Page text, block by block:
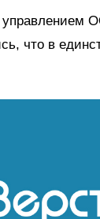
что в